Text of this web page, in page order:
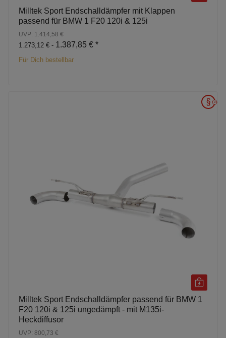
Milltek Sport Endschalldämpfer mit Klappen
passend für BMW 1 F20 120i & 125i
UVP: 1.414,58 €
1.273,12 € - 1.387,85 € *
Für Dich bestellbar
Milltek Sport Endschalldämpfer passend für BMW 1
F20 120i & 125i ungedämpft - mit M135i-
Heckdiffusor
UVP: 800,73 €